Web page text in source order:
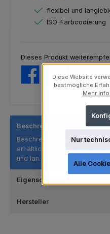
flexibel und
ISO-Farbcodierung
Dieses Produkt
Beschreibung
Beschreibung zum Reinigen
erhältlich in 21 mm oder 25
und lan…
Eigenschaften
Hersteller
Diese Website
bestmögliche
Mehr
Nur
Alle